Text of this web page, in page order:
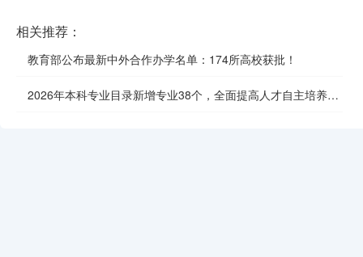
相关推荐：
教育部公布最新中外合作办学名单：174所高校获批！
2026年本科专业目录新增专业38个，全面提高人才自主培养质